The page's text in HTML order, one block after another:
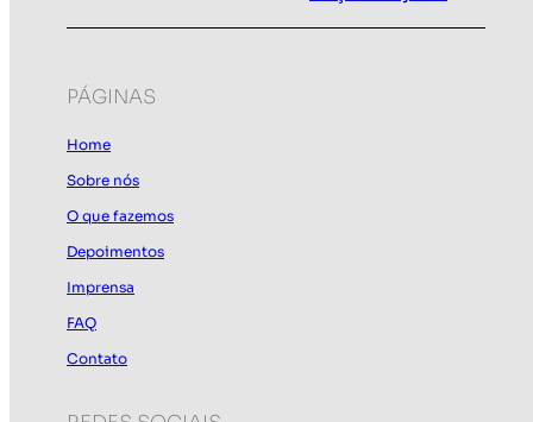
PÁGINAS
Home
Sobre nós
O que fazemos
Depoimentos
Imprensa
FAQ
Contato